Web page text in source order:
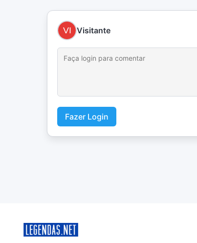
Visitante
Fazer Login